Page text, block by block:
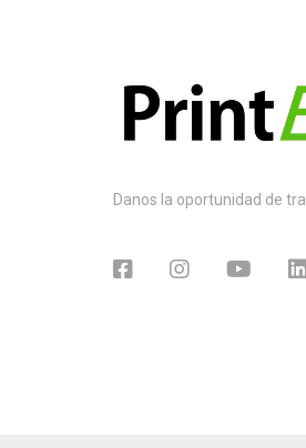
Danos la oportunidad de